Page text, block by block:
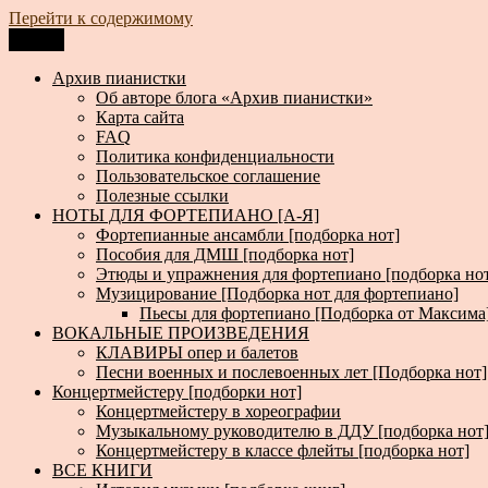
Перейти к содержимому
Архив пианистки
Всё для пианистов: ноты, книги, музыка, статьи…
Архив пианистки
Об авторе блога «Архив пианистки»
Карта сайта
FAQ
Политика конфиденциальности
Пользовательское соглашение
Полезные ссылки
НОТЫ ДЛЯ ФОРТЕПИАНО [А-Я]
Фортепианные ансамбли [подборка нот]
Пособия для ДМШ [подборка нот]
Этюды и упражнения для фортепиано [подборка
Музицирование [Подборка нот для фортепиано]
Пьесы для фортепиано [Подборка от
ВОКАЛЬНЫЕ ПРОИЗВЕДЕНИЯ
КЛАВИРЫ опер и балетов
Песни военных и послевоенных лет [Подборка нот]
Концертмейстеру [подборки нот]
Концертмейстеру в хореографии
Музыкальному руководителю в ДДУ [подборка нот]
Концертмейстеру в классе флейты [подборка нот]
ВСЕ КНИГИ